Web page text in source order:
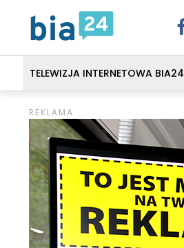
TELEWIZJA INTERNETOWA BIA24